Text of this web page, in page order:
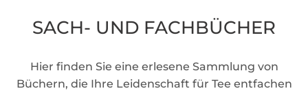
SACH- UND FACHBÜCHER
Hier finden Sie eine erlesene Sammlung von
Büchern, die Ihre Leidenschaft für Tee entfachen